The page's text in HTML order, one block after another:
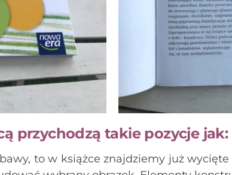
przychodzą takie pozycje jak:
to w książce znajdziemy już